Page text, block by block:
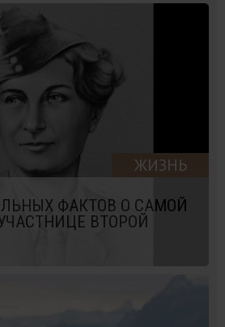
ЖИЗНЬ
ФАКТОВ О САМОЙ
ВТОРОЙ